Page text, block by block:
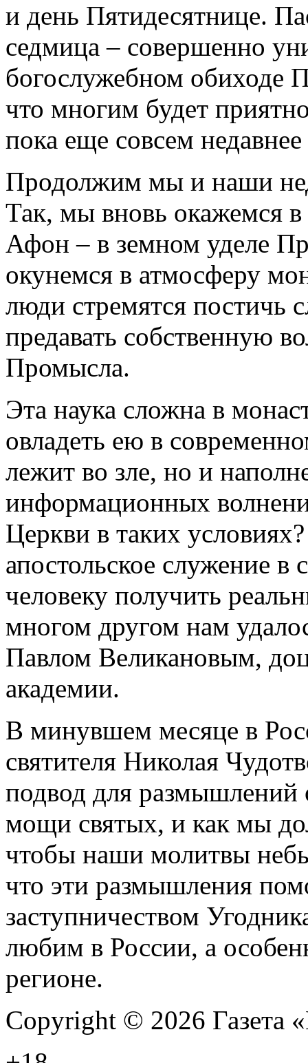
и день Пятидесятнице.
седмица – совершенно
богослужебном обиходе
что многим будет
пока еще совсем
Продолжим мы и наши
Так, мы вновь окажемся в
Афон – в земном уделе
окунемся в атмосферу
люди стремятся постичь
предавать собственную
Промысла.
Эта наука сложна в
овладеть ею в
лежит во зле, но и
информационных
Церкви в таких
апостольское служение
человеку получить
многом другом нам
Павлом Великановым,
академии.
В минувшем месяце в
святителя Николая
подвод для размышлений
мощи святых, и как мы
чтобы наши молитвы
что эти размышления
заступничеством
любим в России, а
регионе.
Copyright © 2026 Газета